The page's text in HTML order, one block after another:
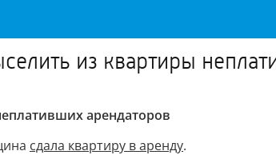
из квартиры
арендаторов
сдала квартиру в аренду.